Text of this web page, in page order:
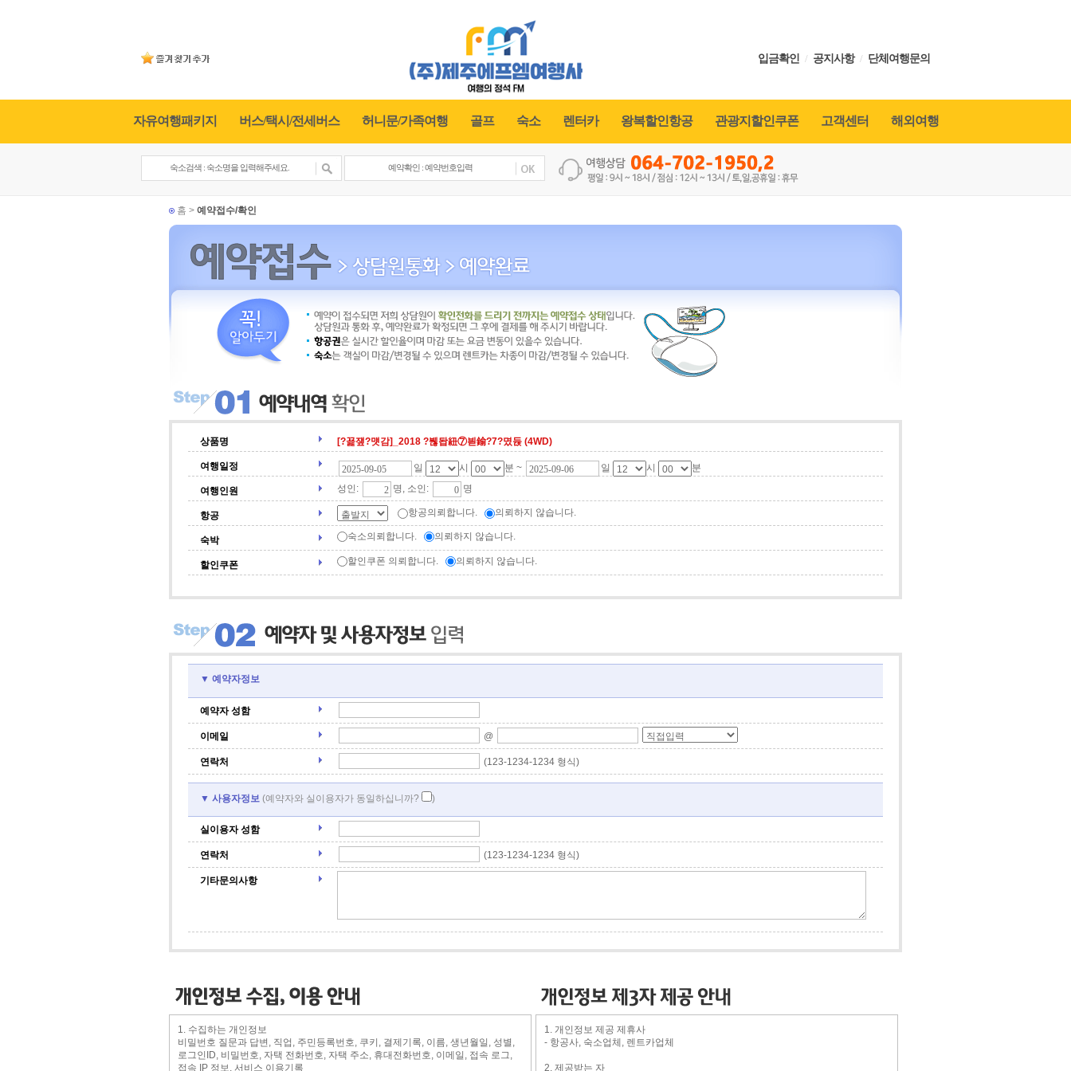
입금확인 / 공지사항/ 단체여행문의
자유여행패키지 버스/택시/전세버스 허니문/가족여행 골프 숙소 렌터카 왕복할인항공 관광지할인쿠폰 고객센터 해외여행
홈 > 예약접수/확인
상품명 [?꾩쟾?먯감]_2018 ?붾돱紐⑦븯鍮?7?몄듅 (4WD)
여행일정 일 시 분 ~ 일 시 분
여행인원 성인: 명, 소인: 명
항공 항공의뢰합니다. 의뢰하지 않습니다.
숙박 숙소의뢰합니다. 의뢰하지 않습니다.
할인쿠폰 할인쿠폰 의뢰합니다. 의뢰하지 않습니다.
▼ 예약자정보
예약자 성함
이메일 @
연락처 (123-1234-1234 형식)
▼ 사용자정보 (예약자와 실이용자가 동일하십니까? )
실이용자 성함
연락처 (123-1234-1234 형식)
기타문의사항